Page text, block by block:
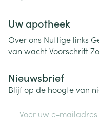
Uw apotheek
Over ons Nuttige links
van wachtVoorschrift
Nieuwsbrief
Blijf op de hoogte van